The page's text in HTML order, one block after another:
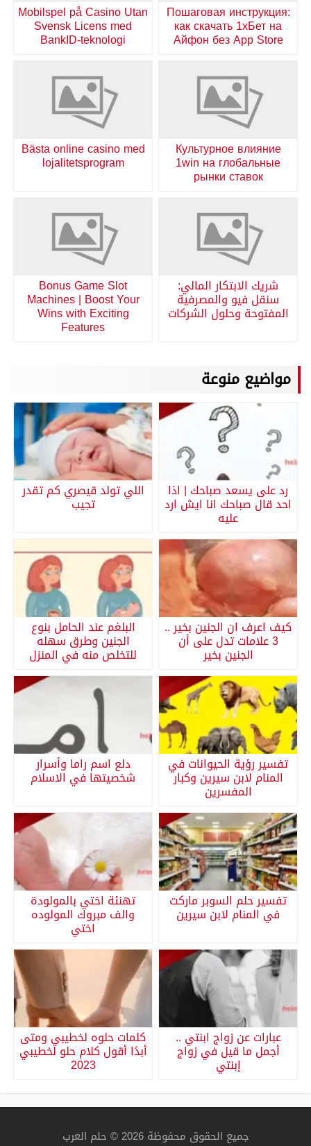
Пошаговая инструкция:
как скачать 1хБет на
Айфон без App Store
Mobilspel på Casino Utan
Svensk Licens med
BankID-teknologi
Культурное влияние
1win на глобальные
рынки ставок
Bästa online casino med
lojalitetsprogram
شريك الابتكار المالي:
سنقل فيو والمصرفية
المفتوحة وحلول الشركات
Bonus Game Slot
Machines | Boost Your
Wins with Exciting
Features
مواضيع منوعة
رد على يسعد صباحك | اذا
احد قال صباحك انا ايش ارد
عليه
اللي تولد قيصري كم تقدر
تجيب
كيف اعرف ان الجنين بخير ..
3 علامات تدل على أن
الجنين بخير
البلغم عند الحامل بنوع
الجنين وطرق سهله
للتخلص منه في المنزل
تفسير رؤية الحيوانات في
المنام لابن سيرين وكبار
المفسرين
دلع اسم راما وأسرار
شخصيتها في الاسلام
تفسير حلم السوبر ماركت
في المنام لابن سيرين
تهنئة اختي بالمولودة
والف مبروك المولوده
اختي
عبارات عن زواج ابنتي ..
أجمل ما قيل في زواج
إبنتي
كلمات حلوه لخطيبي ومتى
أبدًا أقول كلام حلو لخطيبي
2023
جميع الحقوق محفوظة 2026 © حلم العرب